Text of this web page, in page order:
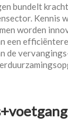
bundelt
Kennis
worden
een
de